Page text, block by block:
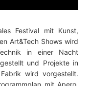
Festival mit Kunst,
Art&Tech Shows wird
in einer Nacht
und Projekte in
wird vorgestellt.